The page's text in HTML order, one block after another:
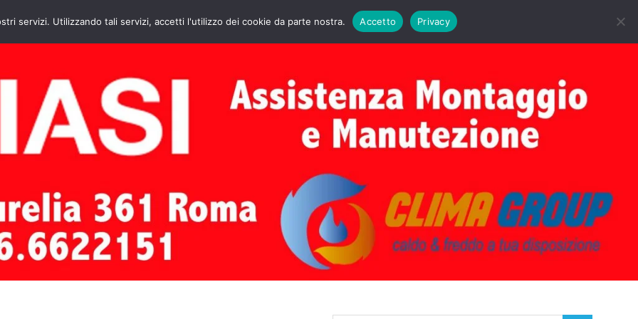
HOME CONTATTI ASSISTENZA CALDAIE BIASI PRIMA ACCENSIONE CALDAIE BIASI
servizi. Utilizzando tali servizi, accetti l'utilizzo dei cookie da parte nostra. Accetto Privacy